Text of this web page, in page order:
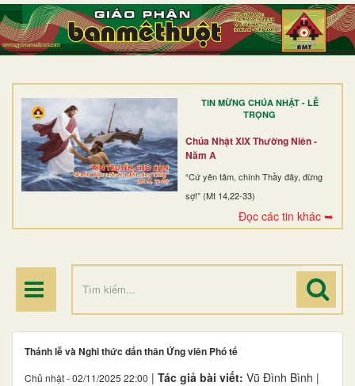
TIN MỪNG CHÚA NHẬT - LỄ
TRỌNG
Chúa Nhật XIX Thường Niên -
Năm A
“Cứ yên tâm, chính Thầy đây, đừng
sợ!” (Mt 14,22-33)
Đọc các tin khác ➥
TRANG NHẤT
GIỚI THIỆU
DÒNG TU
BAN MỤC VỤ
ĐOÀN THỂ CG
ĐIỂM HÀNH HƯƠNG
Thánh lễ và Nghi thức dấn thân Ứng viên Phó tế
Chủ nhật - 02/11/2025 22:00 | Tác giả bài viết: Vũ Đình Bình |